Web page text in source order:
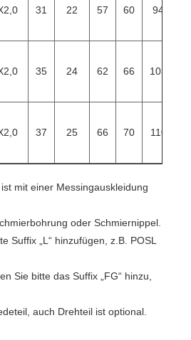
31 22 57 60 94
35 24 62 66 103
37 25 66 70 110
mit einer Messingauskleidung
oder Schmiernippel.
Suffix „L“ hinzufügen, z.B. POSL
Sie bitte das Suffix „FG“ hinzu,
auch Drehteil ist optional.